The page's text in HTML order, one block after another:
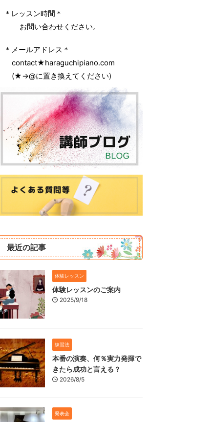
‌ ＊レッスン時間＊
‌ ‌ ‌ お問い合わせください。
‌ ＊メールアドレス＊
‌ ‌ contact★haraguchipiano.com
‌ ‌ (★→@に置き換えてください)
最近の記事
体験レッスン
体験レッスンのご案内
2025/9/18
練習法
本番の演奏、何％実力発揮で
きたら成功と言える？
2026/8/5
発表会